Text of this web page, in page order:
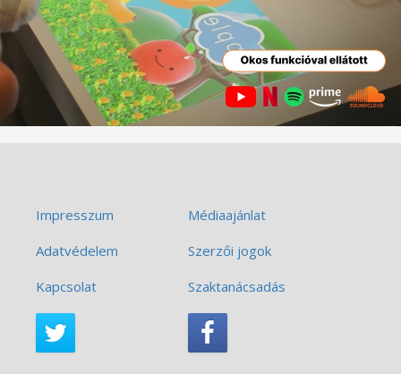
Impresszum
Médiaajánlat
Adatvédelem
Szerzői jogok
Kapcsolat
Szaktanácsadás